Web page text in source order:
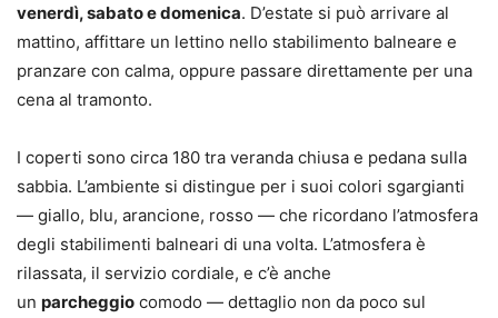
venerdì, sabato e domenica. D’estate si può arrivare al
mattino, affittare un lettino nello stabilimento balneare e
pranzare con calma, oppure passare direttamente per una
cena al tramonto.
I coperti sono circa 180 tra veranda chiusa e pedana sulla
sabbia. L’ambiente si distingue per i suoi colori sgargianti
— giallo, blu, arancione, rosso — che ricordano l’atmosfera
degli stabilimenti balneari di una volta. L’atmosfera è
rilassata, il servizio cordiale, e c’è anche
un parcheggio comodo — dettaglio non da poco sul